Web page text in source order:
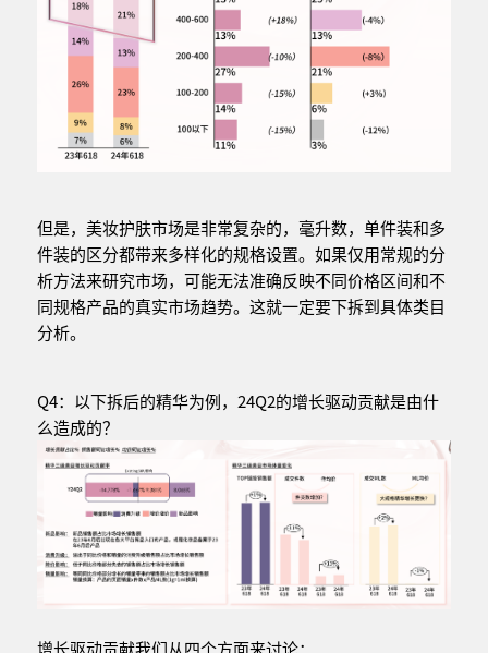
但是，美妆护肤市场是非常复杂的，毫升数，单件装和多
件装的区分都带来多样化的规格设置。如果仅用常规的分
析方法来研究市场，可能无法准确反映不同价格区间和不
同规格产品的真实市场趋势。这就一定要下拆到具体类目
分析。
Q4：以下拆后的精华为例，24Q2的增长驱动贡献是由什
么造成的？
增长驱动贡献我们从四个方面来讨论：